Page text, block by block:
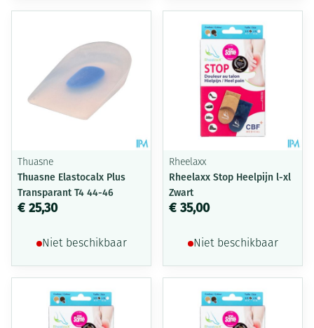
Thuasne
Thuasne Elastocalx Plus
Transparant T4 44-46
€ 25,30
Niet beschikbaar
Rheelaxx
Rheelaxx Stop Heelpijn l-xl
Zwart
€ 35,00
Niet beschikbaar